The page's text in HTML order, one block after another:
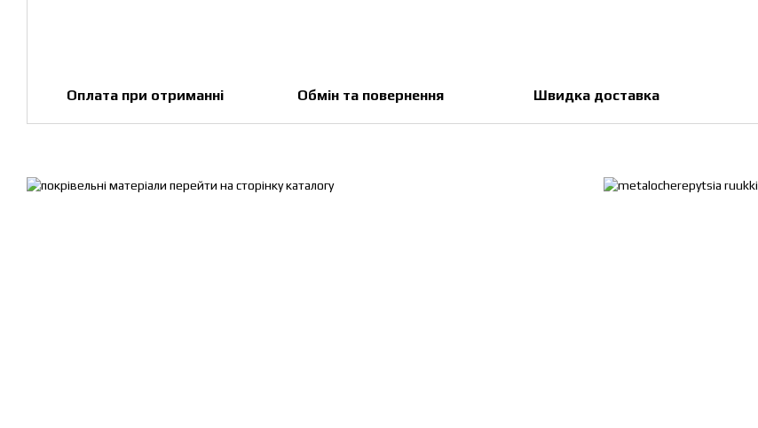
Оплата при отриманні Обмін та повернення Швидка доставка